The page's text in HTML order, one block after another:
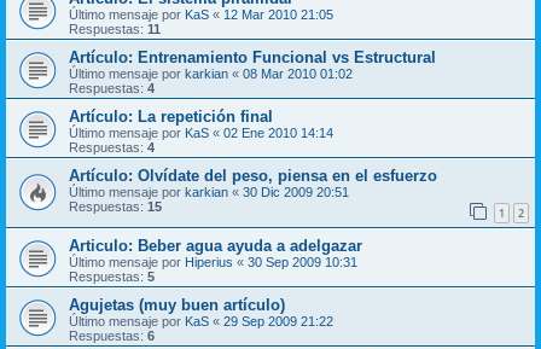
Último mensaje por KaS « 12 Mar 2010 21:05
Respuestas: 11
Artículo: Entrenamiento Funcional vs Estructural
Último mensaje por karkian « 08 Mar 2010 01:02
Respuestas: 4
Artículo: La repetición final
Último mensaje por KaS « 02 Ene 2010 14:14
Respuestas: 4
Artículo: Olvídate del peso, piensa en el esfuerzo
Último mensaje por karkian « 30 Dic 2009 20:51
Respuestas: 15 1 2
Articulo: Beber agua ayuda a adelgazar
Último mensaje por Hiperius « 30 Sep 2009 10:31
Respuestas: 5
Agujetas (muy buen artículo)
Último mensaje por KaS « 29 Sep 2009 21:22
Respuestas: 6